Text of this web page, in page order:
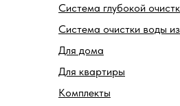
Система глубокой
Система очистки воды
Для дома
Для квартиры
Комплекты